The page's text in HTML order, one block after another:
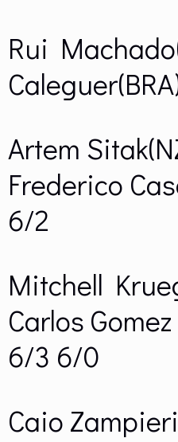
Rui
Artem
Frederico
6/2
Mitchell
Carlos
6/3 6/0
Caio